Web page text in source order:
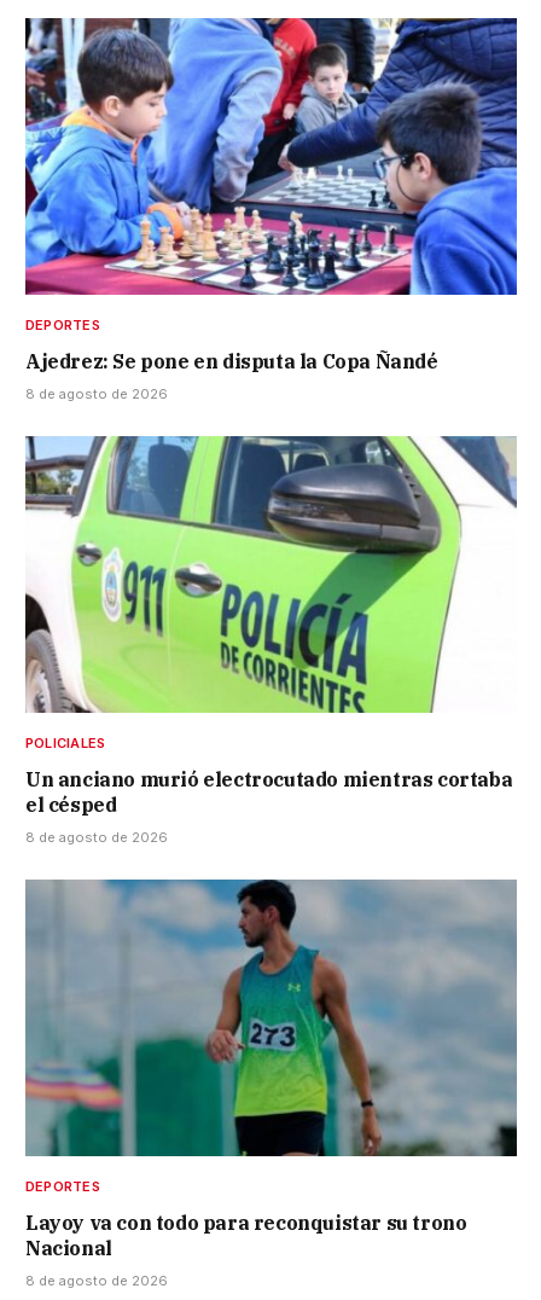
DEPORTES
Ajedrez: Se pone en disputa la Copa Ñandé
8 de agosto de 2026
POLICIALES
Un anciano murió electrocutado mientras cortaba
el césped
8 de agosto de 2026
DEPORTES
Layoy va con todo para reconquistar su trono
Nacional
8 de agosto de 2026